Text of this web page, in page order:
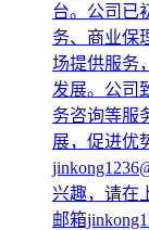
台。公司已
务、商业保
场提供服务
发展。公司
务咨询等服
展，促进优
兴趣，请在
邮箱